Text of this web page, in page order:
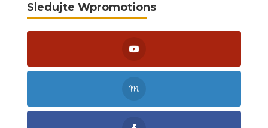
Sledujte Wpromotions